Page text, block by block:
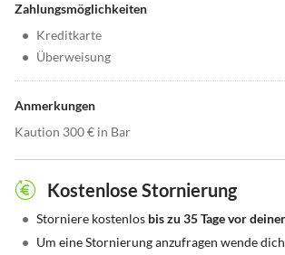
Zahlungsmöglichkeiten
• Kreditkarte
• Überweisung
Anmerkungen
Kaution 300 € in Bar
Kostenlose Stornierung
• Storniere kostenlos bis zu 35 Tage vor
• Um eine Stornierung anzufragen wende